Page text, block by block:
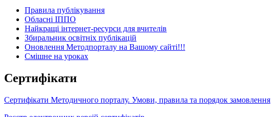
Правила публікування
Обласні ІППО
Найкращі інтернет-ресурси для вчителів
Збиральник освітніх публікацій
Оновлення Методпорталу на Вашому сайті!!!
Cмішне на уроках
Сертифікати
Сертифікати Методичного порталу. Умови, правила та порядок замовлення